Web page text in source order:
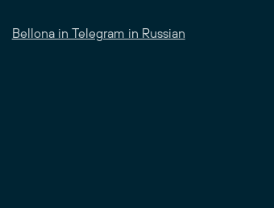
Bellona in Telegram in Russian